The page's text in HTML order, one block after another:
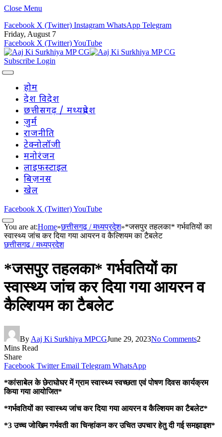
Close Menu
Facebook X (Twitter) Instagram WhatsApp Telegram
Friday, August 7
Facebook X (Twitter)YouTube
Subscribe Login
होम
देश विदेश
छत्तीसगढ़ / मध्यप्रदेश
जुर्म
राजनीति
टेक्नोलॉजी
मनोरंजन
लाइफस्टाइल
बिज़नस
खेल
Facebook X (Twitter)YouTube
You are at:Home»छत्तीसगढ़ / मध्यप्रदेश»*जसपुर तहलका* गर्भवतियों का
स्वास्थ्य जांच कर दिया गया आयरन व कैल्शियम का टैबलेट
छत्तीसगढ़ / मध्यप्रदेश
*जसपुर तहलका* गर्भवतियों का
स्वास्थ्य जांच कर दिया गया आयरन व
कैल्शियम का टैबलेट
By Aaj Ki Surkhiya MPCGJune 29, 2023No Comments2
Mins Read
Share
Facebook Twitter Email Telegram WhatsApp
*कांसाबेल के छेराघोघर में ग्राम स्वास्थ्य स्वच्छता एवं पोषण दिवस कार्यक्रम
किया गया आयोजित*
*गर्भवतियों का स्वास्थ्य जांच कर दिया गया आयरन व कैल्शियम का टैबलेट*
*3 उच्च जोखिम गर्भवती का चिन्हांकन कर उचित उपचार हेतु दी गई समझाइश*